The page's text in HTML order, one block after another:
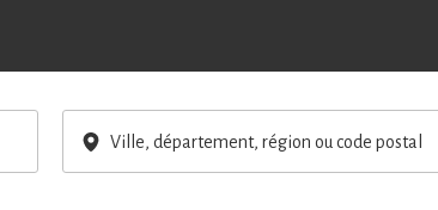
Ville, département, région ou code postal